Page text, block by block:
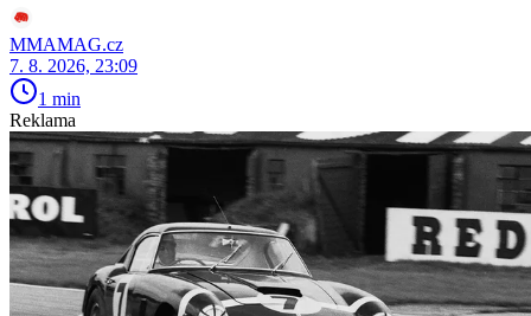
MMAMAG.cz
7. 8. 2026, 23:09
1 min
Reklama